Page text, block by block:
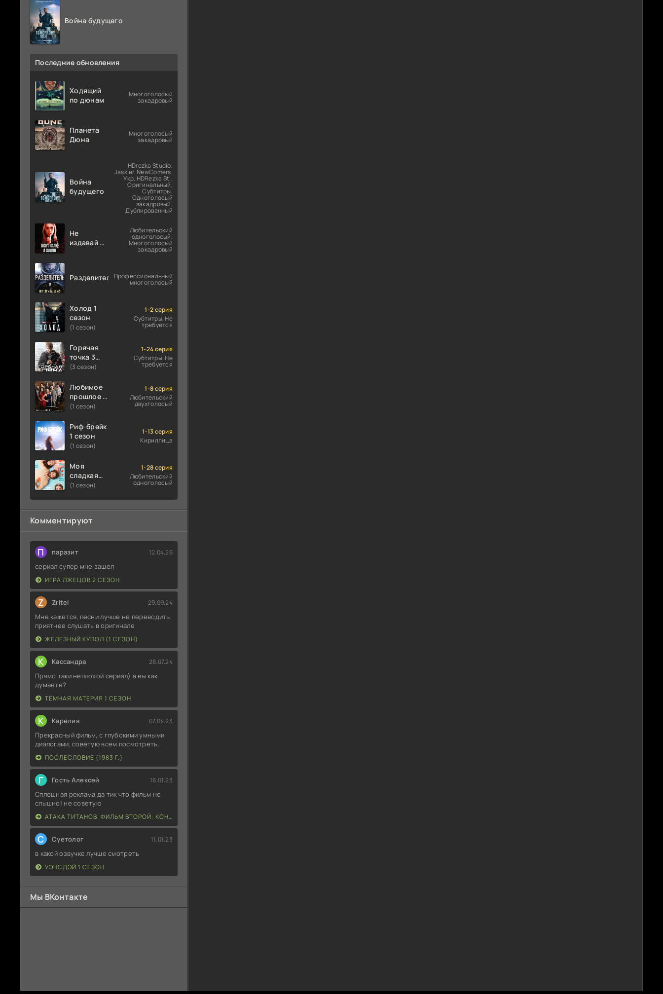
Война будущего
Последние обновления
Ходящий
по дюнам
Многоголосый
закадровый
Планета
Дюна
Многоголосый
закадровый
Война
будущего
HDrezka Studio,
Jaskier, NewComers,
Укр. HDRezka St.,
Оригинальный,
Субтитры,
Одноголосый
закадровый,
Дублированный
Не
издавай ни
Любительский
одноголосый,
Многоголосый
закадровый
РазделительПрофессиональный
многоголосый
Холод 1
сезон
(1 сезон)
1-2 серия
Субтитры, Не
требуется
Горячая
точка 3
сезон
(3 сезон)
1-24 серия
Субтитры, Не
требуется
Любимое
прошлое 1
сезон
(1 сезон)
1-8 серия
Любительский
двухголосый
Риф-брейк
1 сезон
(1 сезон)
1-13 серия
Кириллица
Моя
сладкая
ложь 1
(1 сезон)
1-28 серия
Любительский
одноголосый
Комментируют
П паразит 12.04.26
сериал супер мне зашел
ИГРА ЛЖЕЦОВ 2 СЕЗОН
Z Zritel 29.09.24
Мне кажется, песни лучше не переводить,
приятнее слушать в оригинале
ЖЕЛЕЗНЫЙ КУПОЛ (1 СЕЗОН)
К Кассандра 28.07.24
Прямо таки неплохой сериал) а вы как
думаете?
ТЁМНАЯ МАТЕРИЯ 1 СЕЗОН
К Карелия 07.04.23
Прекрасный фильм, с глубокими умными
диалогами, советую всем посмотреть..
ПОСЛЕСЛОВИЕ (1983 Г.)
Г Гость Алексей 16.01.23
Сплошная реклама да тик что фильм не
слышно! не советую
АТАКА ТИТАНОВ. ФИЛЬМ ВТОРОЙ: КОНЕЦ СВЕТА
С Суетолог 11.01.23
в какой озвучке лучше смотреть
УЭНСДЭЙ 1 СЕЗОН
Мы ВКонтакте